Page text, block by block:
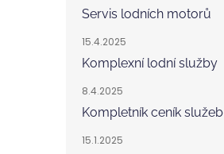
Servis lodních motorů
15.4.2025
Komplexní lodní služby
8.4.2025
Kompletník ceník služeb
15.1.2025